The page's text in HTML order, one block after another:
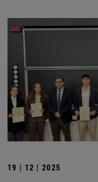
19 | 12 | 2025